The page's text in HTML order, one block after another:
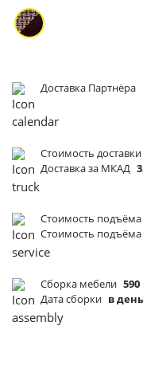
Доставка Партнёра
Стоимость
Доставка за МКАД
Стоимость подъёма
Стоимость подъёма
Сборка мебели 590
Дата сборки в